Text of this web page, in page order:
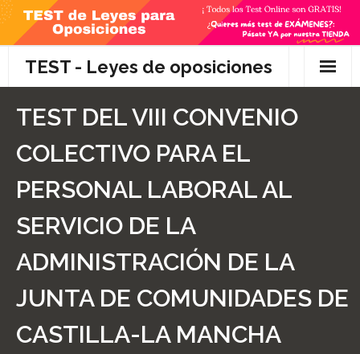
Skip
content
TEST - Leyes de oposiciones
Preguntas
- Diferencia entre propuesta y proposición de ley
- Qué es la competencia administrativa
- ¿Es PRECEPTIVO el Recurso de Alzada? ¿Y
POTESTATIVO, FACULTATIVO?
- Diferencia entre Personalidad Jurídica PLENA y
TEST DEL VIII CONVENIO
COLECTIVO PARA EL
PERSONAL LABORAL AL
SERVICIO DE LA
ADMINISTRACIÓN DE LA
JUNTA DE COMUNIDADES DE
CASTILLA-LA MANCHA